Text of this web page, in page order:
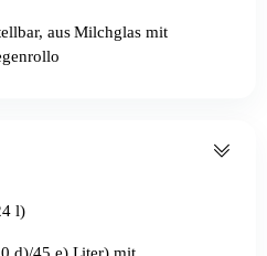
aus Milchglas mit
l)
d)/45 e) Liter) mit